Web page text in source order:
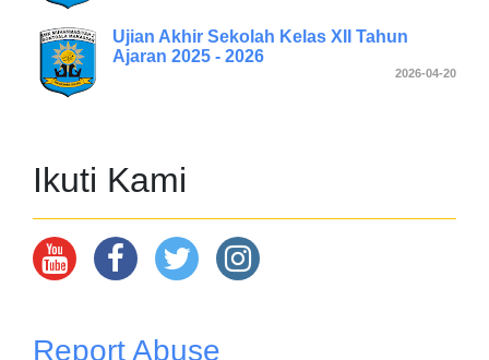
Ujian Akhir Sekolah Kelas XII Tahun
Ajaran 2025 - 2026
2026-04-20
Ikuti Kami
Report Abuse